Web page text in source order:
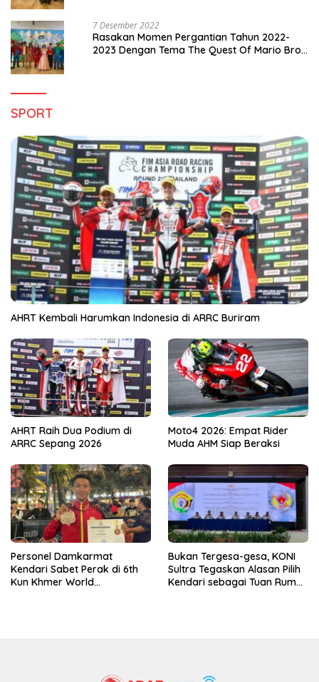
7 Desember 2022
Rasakan Momen Pergantian Tahun 2022-
2023 Dengan Tema The Quest Of Mario Bros
SPORT
AHRT Kembali Harumkan Indonesia di ARRC Buriram
AHRT Raih Dua Podium di
ARRC Sepang 2026
Moto4 2026: Empat Rider
Muda AHM Siap Beraksi
Personel Damkarmat
Kendari Sabet Perak di 6th
Kun Khmer World
Bukan Tergesa-gesa, KONI
Sultra Tegaskan Alasan Pilih
Kendari sebagai Tuan Rumah